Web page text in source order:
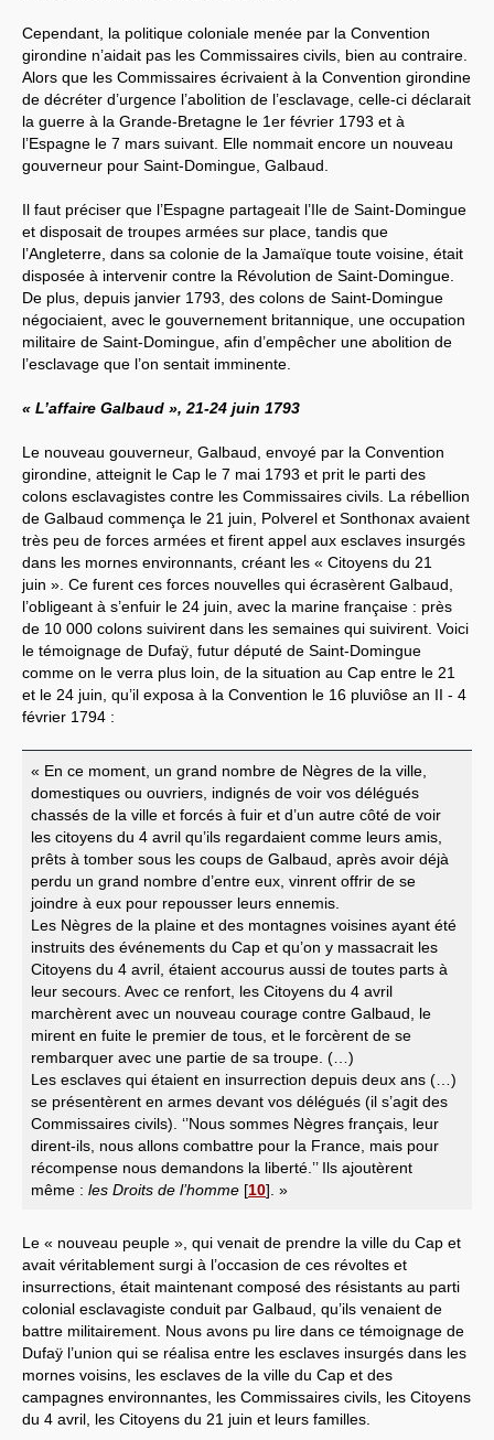
Cependant, la politique coloniale menée par la Convention
girondine n’aidait pas les Commissaires civils, bien au contraire.
Alors que les Commissaires écrivaient à la Convention girondine
de décréter d’urgence l’abolition de l’esclavage, celle-ci déclarait
la guerre à la Grande-Bretagne le 1er février 1793 et à
l’Espagne le 7 mars suivant. Elle nommait encore un nouveau
gouverneur pour Saint-Domingue, Galbaud.
Il faut préciser que l’Espagne partageait l’Ile de Saint-Domingue
et disposait de troupes armées sur place, tandis que
l’Angleterre, dans sa colonie de la Jamaïque toute voisine, était
disposée à intervenir contre la Révolution de Saint-Domingue.
De plus, depuis janvier 1793, des colons de Saint-Domingue
négociaient, avec le gouvernement britannique, une occupation
militaire de Saint-Domingue, afin d’empêcher une abolition de
l’esclavage que l’on sentait imminente.
« L’affaire Galbaud », 21-24 juin 1793
Le nouveau gouverneur, Galbaud, envoyé par la Convention
girondine, atteignit le Cap le 7 mai 1793 et prit le parti des
colons esclavagistes contre les Commissaires civils. La rébellion
de Galbaud commença le 21 juin, Polverel et Sonthonax avaient
très peu de forces armées et firent appel aux esclaves insurgés
dans les mornes environnants, créant les « Citoyens du 21
juin ». Ce furent ces forces nouvelles qui écrasèrent Galbaud,
l’obligeant à s’enfuir le 24 juin, avec la marine française : près
de 10 000 colons suivirent dans les semaines qui suivirent. Voici
le témoignage de Dufaÿ, futur député de Saint-Domingue
comme on le verra plus loin, de la situation au Cap entre le 21
et le 24 juin, qu’il exposa à la Convention le 16 pluviôse an II - 4
février 1794 :
« En ce moment, un grand nombre de Nègres de la ville,
domestiques ou ouvriers, indignés de voir vos délégués
chassés de la ville et forcés à fuir et d’un autre côté de voir
les citoyens du 4 avril qu’ils regardaient comme leurs amis,
prêts à tomber sous les coups de Galbaud, après avoir déjà
perdu un grand nombre d’entre eux, vinrent offrir de se
joindre à eux pour repousser leurs ennemis.
Les Nègres de la plaine et des montagnes voisines ayant été
instruits des événements du Cap et qu’on y massacrait les
Citoyens du 4 avril, étaient accourus aussi de toutes parts à
leur secours. Avec ce renfort, les Citoyens du 4 avril
marchèrent avec un nouveau courage contre Galbaud, le
mirent en fuite le premier de tous, et le forcèrent de se
rembarquer avec une partie de sa troupe. (…)
Les esclaves qui étaient en insurrection depuis deux ans (…)
se présentèrent en armes devant vos délégués (il s’agit des
Commissaires civils). ‘’Nous sommes Nègres français, leur
dirent-ils, nous allons combattre pour la France, mais pour
récompense nous demandons la liberté.’’ Ils ajoutèrent
même : les Droits de l’homme [10] . »
Le « nouveau peuple », qui venait de prendre la ville du Cap et
avait véritablement surgi à l’occasion de ces révoltes et
insurrections, était maintenant composé des résistants au parti
colonial esclavagiste conduit par Galbaud, qu’ils venaient de
battre militairement. Nous avons pu lire dans ce témoignage de
Dufaÿ l’union qui se réalisa entre les esclaves insurgés dans les
mornes voisins, les esclaves de la ville du Cap et des
campagnes environnantes, les Commissaires civils, les Citoyens
du 4 avril, les Citoyens du 21 juin et leurs familles.